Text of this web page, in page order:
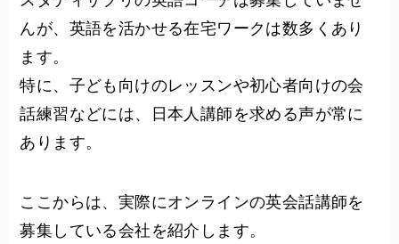
んが、英語を活かせる在宅ワークは数多くあり
ます。
特に、子ども向けのレッスンや初心者向けの会
話練習などには、日本人講師を求める声が常に
あります。
ここからは、実際にオンラインの英会話講師を
募集している会社を紹介します。